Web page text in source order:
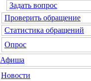
Задать вопрос
Проверить обращение
Статистика обращений
Опрос
Афиша
Новости